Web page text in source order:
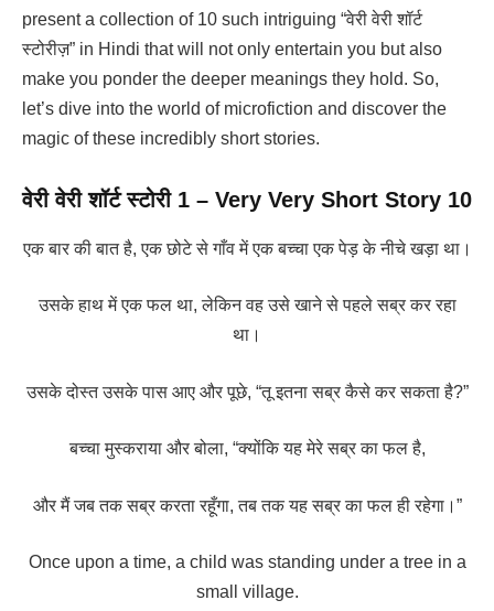
present a collection of 10 such intriguing “वेरी वेरी शॉर्ट
स्टोरीज़” in Hindi that will not only entertain you but also
make you ponder the deeper meanings they hold. So,
let’s dive into the world of microfiction and discover the
magic of these incredibly short stories.
वेरी वेरी शॉर्ट स्टोरी 1 – Very Very Short Story 10
एक बार की बात है, एक छोटे से गाँव में एक बच्चा एक पेड़ के नीचे खड़ा था।
उसके हाथ में एक फल था, लेकिन वह उसे खाने से पहले सब्र कर रहा
था।
उसके दोस्त उसके पास आए और पूछे, “तू इतना सब्र कैसे कर सकता है?”
बच्चा मुस्कराया और बोला, “क्योंकि यह मेरे सब्र का फल है,
और मैं जब तक सब्र करता रहूँगा, तब तक यह सब्र का फल ही रहेगा।”
Once upon a time, a child was standing under a tree in a
small village.